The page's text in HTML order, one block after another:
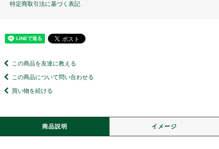
特定商取引法に基づく表記
この商品を友達に教える
この商品について問い合わせる
買い物を続ける
商品説明 イメージ